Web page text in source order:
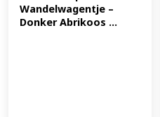
(Nederland)* (EAN:
Wandelwagentje –
Donker Abrikoos ...